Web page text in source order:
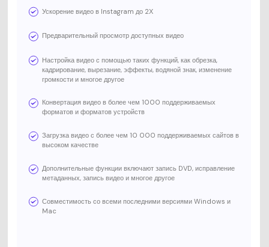
Ускорение видео в Instagram до 2Х
Предварительный просмотр доступных видео
Настройка видео с помощью таких функций, как обрезка,
кадрирование, вырезание, эффекты, водяной знак, изменение
громкости и многое другое
Конвертация видео в более чем 1000 поддерживаемых
форматов и форматов устройств
Загрузка видео с более чем 10 000 поддерживаемых сайтов в
высоком качестве
Дополнительные функции включают запись DVD, исправление
метаданных, запись видео и многое другое
Совместимость со всеми последними версиями Windows и
Mac